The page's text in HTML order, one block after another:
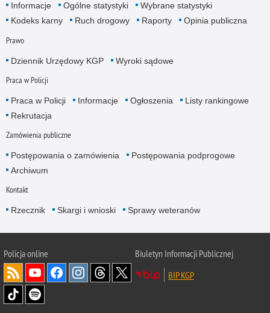
Informacje Ogólne statystyki
Wybrane statystyki
Kodeks karny
Ruch drogowy Raporty Opinia publiczna
Prawo
Dziennik Urzędowy KGP Wyroki sądowe
Praca w Policji
Praca w Policji Informacje Ogłoszenia
Listy rankingowe
Rekrutacja
Zamówienia publiczne
Postępowania o zamówienia
Postępowania podprogowe
Archiwum
Kontakt
Rzecznik Skargi i wnioski Sprawy weteranów
Policjaonline
Biuletyn Informacji Publicznej
BIP KGP